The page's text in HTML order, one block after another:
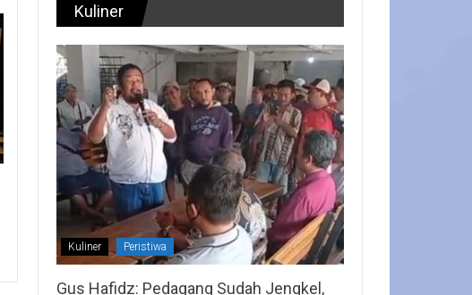
Kuliner
Kuliner Peristiwa
Gus Hafidz: Pedagang Sudah Jengkel,